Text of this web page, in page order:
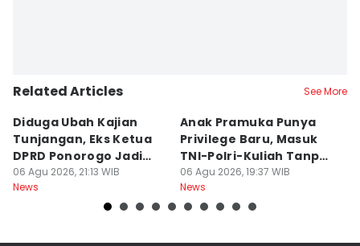
Related Articles See More
Diduga Ubah Kajian
Tunjangan, Eks Ketua
DPRD Ponorogo Jadi
Tersangka
06 Agu 2026, 21:13 WIB
News
Anak Pramuka Punya
Privilege Baru, Masuk
TNI-Polri-Kuliah Tanpa
Tes
06 Agu 2026, 19:37 WIB
News